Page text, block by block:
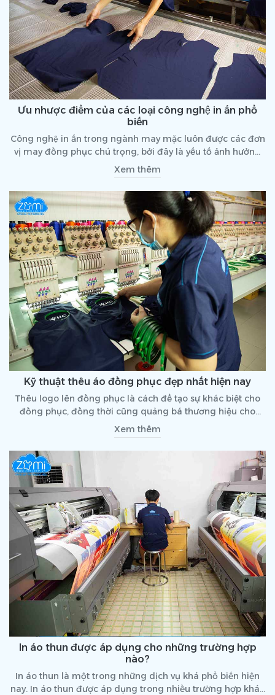
Ưu nhược điểm của các loại công nghệ in ấn phổ
biến
Công nghệ in ấn trong ngành may mặc luôn được các đơn
vị may đồng phục chú trọng, bởi đây là yếu tố ảnh hưởng
trực tiếp đến chất lượng của đồng phục. Cùng tìm hiểu ưu
nhược điểm của các loại công nghệ in ấn phổ biến hiện
nay nhé!
Xem thêm
Kỹ thuật thêu áo đồng phục đẹp nhất hiện nay
Thêu logo lên đồng phục là cách để tạo sự khác biệt cho
đồng phục, đồng thời cũng quảng bá thương hiệu cho
doanh nghiệp. Khi đặt may đồng phục, thì cũng cần lưu ý
đến kỹ thuật thêu logo để đảm bảo độ đẹp, sắc nét của
logo trên đồng phục. Hãy cùng tìm hiểu về kỹ thuật thêu
logo áo đồng phục đẹp và được ưa chuộng hiện nay qua
Xem thêm
In áo thun được áp dụng cho những trường hợp
nào?
In áo thun là một trong những dịch vụ khá phổ biến hiện
nay. In áo thun được áp dụng trong nhiều trường hợp khác